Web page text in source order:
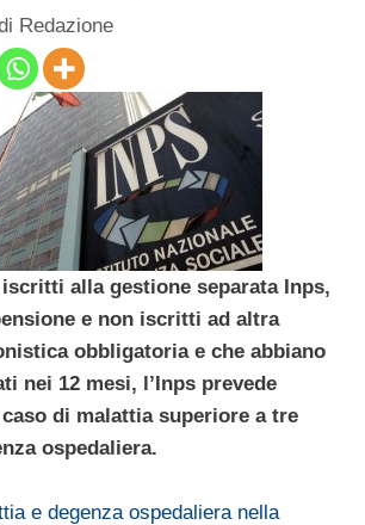
Redazione
alla gestione separata Inps,
e non iscritti ad altra
obbligatoria e che abbiano
nei 12 mesi, l’Inps prevede
di malattia superiore a tre
ospedaliera.
e degenza ospedaliera nella